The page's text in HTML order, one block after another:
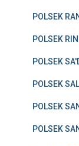
POLSEK
POLSEK
POLSEK
POLSEK
POLSEK
POLSEK